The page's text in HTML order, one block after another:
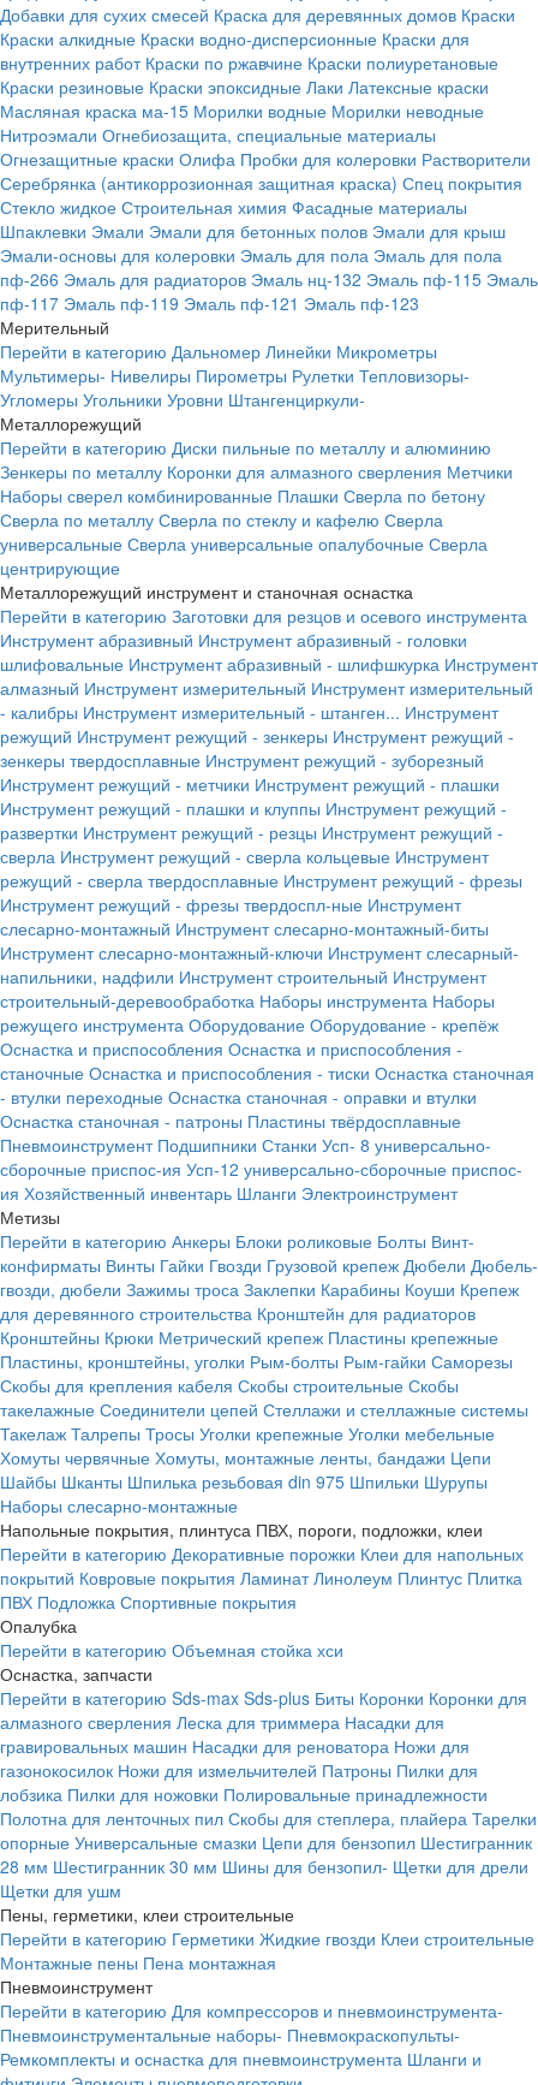
Добавки для сухих смесей Краска для деревянных домов Краски
Краски алкидные Краски водно-дисперсионные Краски для
внутренних работ Краски по ржавчине Краски полиуретановые
Краски резиновые Краски эпоксидные Лаки Латексные краски
Масляная краска ма-15 Морилки водные Морилки неводные
Нитроэмали Огнебиозащита, специальные материалы
Огнезащитные краски Олифа Пробки для колеровки Растворители
Серебрянка (антикоррозионная защитная краска) Спец покрытия
Стекло жидкое Строительная химия Фасадные материалы
Шпаклевки Эмали Эмали для бетонных полов Эмали для крыш
Эмали-основы для колеровки Эмаль для пола Эмаль для пола
пф-266 Эмаль для радиаторов Эмаль нц-132 Эмаль пф-115 Эмаль
пф-117 Эмаль пф-119 Эмаль пф-121 Эмаль пф-123
Мерительный
Перейти в категорию Дальномер Линейки Микрометры
Мультимеры- Нивелиры Пирометры Рулетки Тепловизоры-
Угломеры Угольники Уровни Штангенциркули-
Металлорежущий
Перейти в категорию Диски пильные по металлу и алюминию
Зенкеры по металлу Коронки для алмазного сверления Метчики
Наборы сверел комбинированные Плашки Сверла по бетону
Сверла по металлу Сверла по стеклу и кафелю Сверла
универсальные Сверла универсальные опалубочные Сверла
центрирующие
Металлорежущий инструмент и станочная оснастка
Перейти в категорию Заготовки для резцов и осевого инструмента
Инструмент абразивный Инструмент абразивный - головки
шлифовальные Инструмент абразивный - шлифшкурка Инструмент
алмазный Инструмент измерительный Инструмент измерительный
- калибры Инструмент измерительный - штанген... Инструмент
режущий Инструмент режущий - зенкеры Инструмент режущий -
зенкеры твердосплавные Инструмент режущий - зуборезный
Инструмент режущий - метчики Инструмент режущий - плашки
Инструмент режущий - плашки и клуппы Инструмент режущий -
развертки Инструмент режущий - резцы Инструмент режущий -
сверла Инструмент режущий - сверла кольцевые Инструмент
режущий - сверла твердосплавные Инструмент режущий - фрезы
Инструмент режущий - фрезы твердоспл-ные Инструмент
слесарно-монтажный Инструмент слесарно-монтажный-биты
Инструмент слесарно-монтажный-ключи Инструмент слесарный-
напильники, надфили Инструмент строительный Инструмент
строительный-деревообработка Наборы инструмента Наборы
режущего инструмента Оборудование Оборудование - крепёж
Оснастка и приспособления Оснастка и приспособления -
станочные Оснастка и приспособления - тиски Оснастка станочная
- втулки переходные Оснастка станочная - оправки и втулки
Оснастка станочная - патроны Пластины твёрдосплавные
Пневмоинструмент Подшипники Станки Усп- 8 универсально-
сборочные приспос-ия Усп-12 универсально-сборочные приспос-
ия Хозяйственный инвентарь Шланги Электроинструмент
Метизы
Перейти в категорию Анкеры Блоки роликовые Болты Винт-
конфирматы Винты Гайки Гвозди Грузовой крепеж Дюбели Дюбель-
гвозди, дюбели Зажимы троса Заклепки Карабины Коуши Крепеж
для деревянного строительства Кронштейн для радиаторов
Кронштейны Крюки Метрический крепеж Пластины крепежные
Пластины, кронштейны, уголки Рым-болты Рым-гайки Саморезы
Скобы для крепления кабеля Скобы строительные Скобы
такелажные Соединители цепей Стеллажи и стеллажные системы
Такелаж Талрепы Тросы Уголки крепежные Уголки мебельные
Хомуты червячные Хомуты, монтажные ленты, бандажи Цепи
Шайбы Шканты Шпилька резьбовая din 975 Шпильки Шурупы
Наборы слесарно-монтажные
Напольные покрытия, плинтуса ПВХ, пороги, подложки, клеи
Перейти в категорию Декоративные порожки Клеи для напольных
покрытий Ковровые покрытия Ламинат Линолеум Плинтус Плитка
ПВХ Подложка Спортивные покрытия
Опалубка
Перейти в категорию Объемная стойка хси
Оснастка, запчасти
Перейти в категорию Sds-max Sds-plus Биты Коронки Коронки для
алмазного сверления Леска для триммера Насадки для
гравировальных машин Насадки для реноватора Ножи для
газонокосилок Ножи для измельчителей Патроны Пилки для
лобзика Пилки для ножовки Полировальные принадлежности
Полотна для ленточных пил Скобы для степлера, плайера Тарелки
опорные Универсальные смазки Цепи для бензопил Шестигранник
28 мм Шестигранник 30 мм Шины для бензопил- Щетки для дрели
Щетки для ушм
Пены, герметики, клеи строительные
Перейти в категорию Герметики Жидкие гвозди Клеи строительные
Монтажные пены Пена монтажная
Пневмоинструмент
Перейти в категорию Для компрессоров и пневмоинструмента-
Пневмоинструментальные наборы- Пневмокраскопульты-
Ремкомплекты и оснастка для пневмоинструмента Шланги и